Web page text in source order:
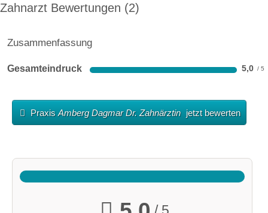
Zahnarzt Bewertungen 2
Zusammenfassung
Gesamteindruck 5,0
Praxis Amberg Dagmar Dr. Zahnärztin jetzt bewerten